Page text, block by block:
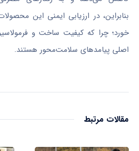
بنابراین، در ارزیابی ایمنی این
خورد؛ چرا که کیفیت ساخت و
اصلی پیامدهای سلامت‌محور هستند.
مقالات مرتبط